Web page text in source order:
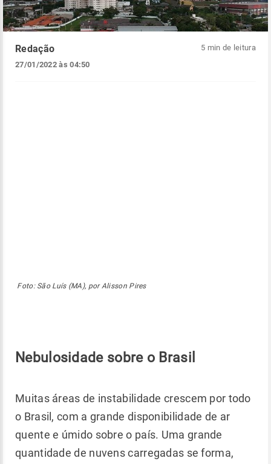
Redação
27/01/2022 às 04:50
5 min de leitura
Foto: São Luís (MA), por Alisson Pires
Nebulosidade sobre o Brasil
Muitas áreas de instabilidade crescem por todo
o Brasil, com a grande disponibilidade de ar
quente e úmido sobre o país. Uma grande
quantidade de nuvens carregadas se forma,